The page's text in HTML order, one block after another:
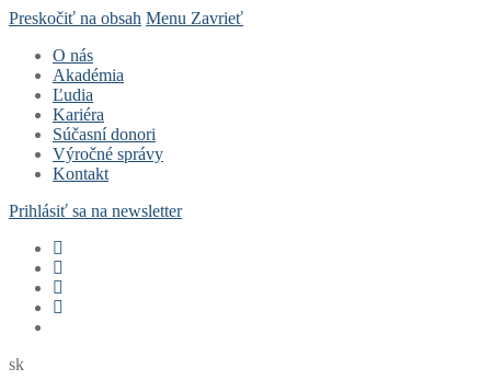
Preskočiť na obsah Menu Zavrieť
O nás
Akadémia
Ľudia
Kariéra
Súčasní donori
Výročné správy
Kontakt
Prihlásiť sa na newsletter
sk